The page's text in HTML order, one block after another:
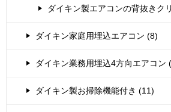
ダイキン製エアコンの背抜きク
ダイキン家庭用埋込エアコン (8)
ダイキン業務用埋込4方向エアコン
ダイキン製お掃除機能付き (11)